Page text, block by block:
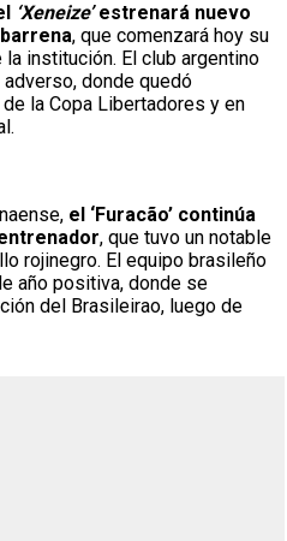
‘Xeneize’estrenará nuevo
, que comenzará hoy su
institución. El club argentino
donde quedó
la Copa Libertadores y en
el ‘Furacão’ continúa
, que tuvo un notable
rojinegro. El equipo brasileño
año positiva, donde se
del Brasileirao, luego de